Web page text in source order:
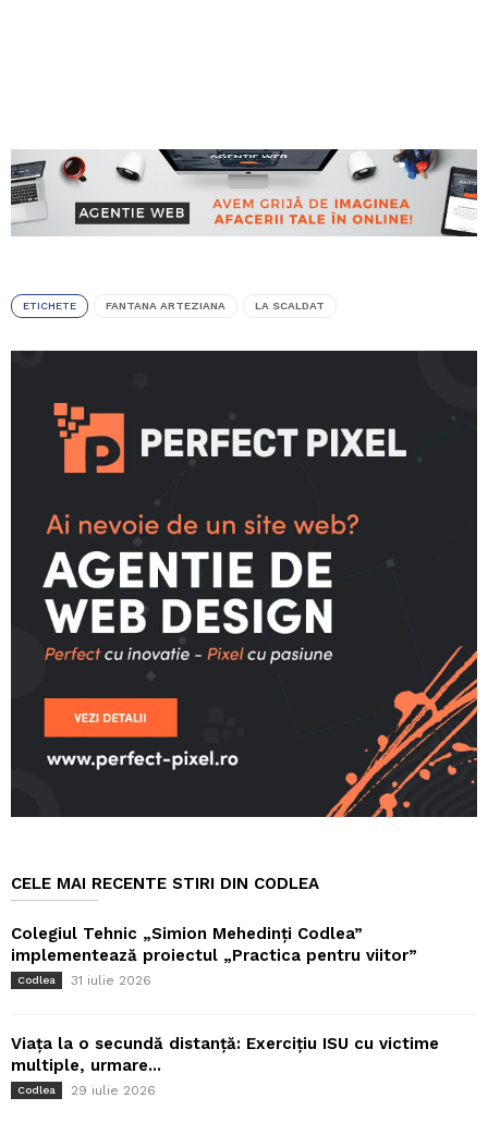
ETICHETE FANTANA ARTEZIANA LA SCALDAT
CELE MAI RECENTE STIRI DIN CODLEA
Colegiul Tehnic „Simion Mehedinți Codlea”
implementează proiectul „Practica pentru viitor”
Codlea 31 iulie 2026
Viața la o secundă distanță: Exercițiu ISU cu victime
multiple, urmare...
Codlea 29 iulie 2026